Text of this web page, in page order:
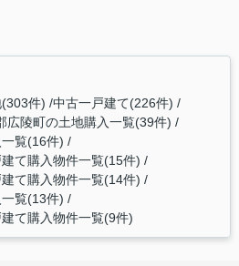
件) 中古一戸建て(226件)
広陵町の土地購入一覧(39件)
覧(16件)
て購入物件一覧(15件)
て購入物件一覧(14件)
覧(13件)
て購入物件一覧(9件)